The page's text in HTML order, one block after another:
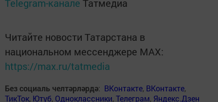
Telegram-канале Татмедиа
Читайте новости Татарстана в
национальном мессенджере MАХ:
https://max.ru/tatmedia
Без социаль челтәрләрдә: ВКонтакте, ВКонтакте,
ТикТок, Ютуб, Одноклассники,Телеграм, Яндекс.Дзен